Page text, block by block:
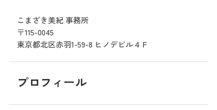
こまざき美紀 事務所
〒115-0045
東京都北区赤羽1-59-8 ヒノデビル４Ｆ
プロフィール